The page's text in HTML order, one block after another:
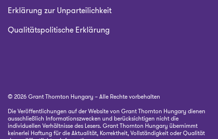
Erklärung zur Unparteilichkeit
Qualitätspolitische Erklärung
© 2026 Grant Thornton Hungary – Alle Rechte vorbehalten
Die Veröffentlichungen auf der Website von Grant Thornton Hungary dienen
ausschließlich Informationszwecken und berücksichtigen nicht die
individuellen Verhältnisse des Lesers. Grant Thornton Hungary übernimmt
keinerlei Haftung für die Aktualität, Korrektheit, Vollständigkeit oder Qualität